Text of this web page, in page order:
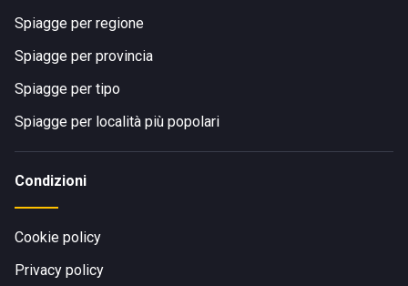
Spiagge per regione
Spiagge per provincia
Spiagge per tipo
Spiagge per località più popolari
Condizioni
Cookie policy
Privacy policy